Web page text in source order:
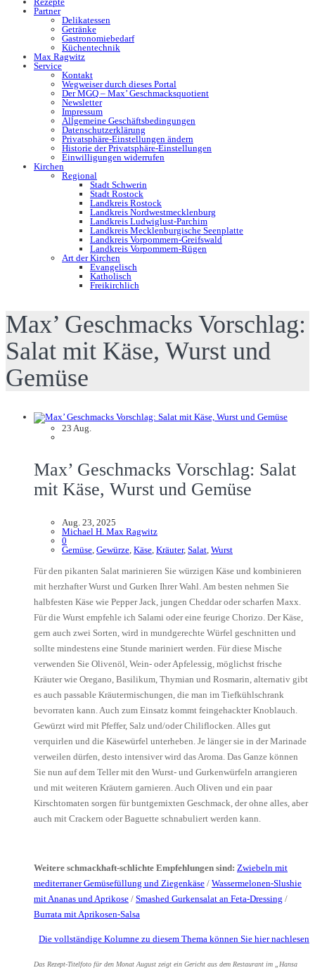
Partner
Delikatessen
Getränke
Gastronomiebedarf
Küchentechnik
Max Ragwitz
Service
Kontakt
Wegweiser durch dieses Portal
Der MGQ – Max’ Geschmacksquotient
Newsletter
Impressum
Allgemeine Geschäftsbedingungen
Datenschutzerklärung
Privatsphäre-Einstellungen ändern
Historie der Privatsphäre-Einstellungen
Einwilligungen widerrufen
Kirchen
Regional
Stadt Schwerin
Stadt Rostock
Landkreis Rostock
Landkreis Nordwestmecklenburg
Landkreis Ludwiglust-Parchim
Landkreis Mecklenburgische Seenplatte
Landkreis Vorpommern-Greifswald
Landkreis Vorpommern-Rügen
Art der Kirchen
Evangelisch
Katholisch
Freikirchlich
Max’ Geschmacks Vorschlag:
Salat mit Käse, Wurst und
Gemüse
23 Aug.
Max’ Geschmacks Vorschlag: Salat
mit Käse, Wurst und Gemüse
Aug. 23, 2025
Michael H. Max Ragwitz
0
Gemüse Gewürze Käse Kräuter, Salat Wurst
Für den pikanten Salat marinieren Sie würzigen Käse und kombinieren
mit herzhafter Wurst und Gurken Ihrer Wahl. Am besten nehmen Sie
halbfesten Käse wie Pepper Jack, jungen Cheddar oder scharfen Maxx.
Für die Wurst empfehle ich Salami oder eine feurige Chorizo. Der Käse,
gern auch zwei Sorten, wird in mundgerechte Würfel geschnitten und
sollte mindestens eine Stunde mariniert werden. Für diese Mische
verwenden Sie Olivenöl, Wein- oder Apfelessig, möglichst frische
Kräuter wie Oregano, Basilikum, Thymian und Rosmarin, alternativ gibt
es auch passable Kräutermischungen, die man im Tiefkühlschrank
bevorraten kann. Auch zum Einsatz kommt feingehackter Knoblauch.
Gewürzt wird mit Pfeffer, Salz und/oder Chiliflocken. Alles gut
verquirlen und die Käsewürfel unterheben. Je länger sie in der Marinade
verweilen dürfen, desto intensiver wird das Aroma. Das Ganze können
Sie nun auf dem Teller mit den Wurst- und Gurkenwürfeln arrangieren
und mit weiteren Kräutern garnieren. Auch Oliven und ein paar
Kirschtomaten sorgen für buntgemixten Geschmack, der ohne alles, aber
auch mit Crackern oder Baguette schnabuliert werden kann.
Weitere schmackhaft-schlichte Empfehlungen sind: Zwiebeln mit
mediterraner Gemüsefüllung und Ziegenkäse / Wassermelonen-Slushie
mit Ananas und Aprikose / Smashed Gurkensalat an Feta-Dressing /
Burrata mit Aprikosen-Salsa
Die vollständige Kolumne zu diesem Thema können Sie hier nachlesen
Das Rezept-Titelfoto für den Monat August zeigt ein Gericht aus dem Restaurant im „Hansa